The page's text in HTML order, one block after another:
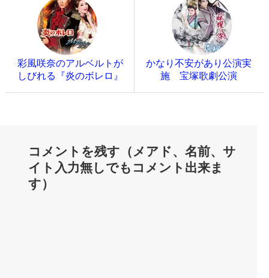
彩風咲奈のアルベルトが
しびれる『炎のボレロ』
かなり不安があり公演実
施 宝塚歌劇公演
コメントを残す（メアド、名前、サ
イト入力無しでもコメント出来ま
す）